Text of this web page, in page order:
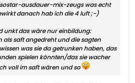
ausdauer-mix-zeugs was echt
danach hab ich die 4 luft ;-)
unkt das wäre nur einbildung:
als saft angedreht und die sagten
was sie da getrunken haben, das
spielen könnten/das sie wacher
voll im saft wären und so